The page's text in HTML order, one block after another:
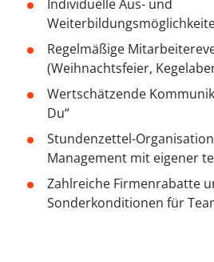
--
Individuelle Aus- und
Regelmäßige
(Weihnachtsfeier,
Wertschätzende
Du“
Stundenzettel-
Management mit eigener
Zahlreiche Firmenrabatte
Sonderkonditionen für